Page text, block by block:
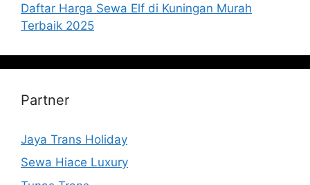
Daftar Harga Sewa Elf di Kuningan Murah
Terbaik 2025
Partner
Jaya Trans Holiday
Sewa Hiace Luxury